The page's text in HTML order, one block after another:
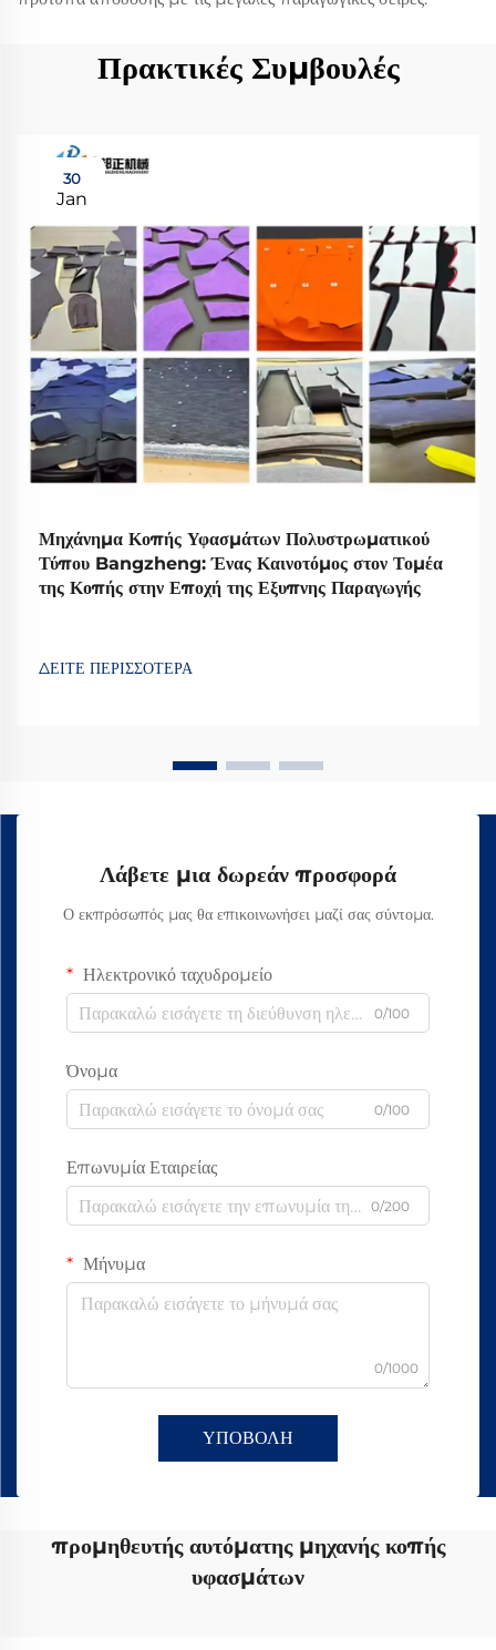
Πρακτικές Συμβουλές
30
Jan
Μηχάνημα Κοπής Υφασμάτων Πολυστρωματικού
Τύπου Bangzheng: Ένας Καινοτόμος στον Τομέα
της Κοπής στην Εποχή της Εξυπνης Παραγωγής
ΔΕΙΤΕ ΠΕΡΙΣΣΟΤΕΡΑ
Λάβετε μια δωρεάν προσφορά
Ο εκπρόσωπός μας θα επικοινωνήσει μαζί σας σύντομα.
Ηλεκτρονικό ταχυδρομείο
0/100
Όνομα
0/100
Επωνυμία Εταιρείας
0/200
Μήνυμα
0/1000
ΥΠΟΒΟΛΗ
προμηθευτής αυτόματης μηχανής κοπής
υφασμάτων